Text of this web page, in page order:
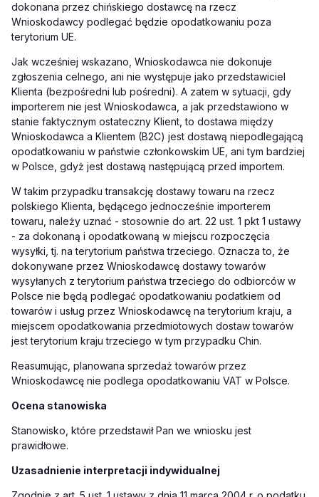
dokonana przez chińskiego dostawcę na rzecz
Wnioskodawcy podlegać będzie opodatkowaniu poza
terytorium UE.
Jak wcześniej wskazano, Wnioskodawca nie dokonuje
zgłoszenia celnego, ani nie występuje jako przedstawiciel
Klienta (bezpośredni lub pośredni). A zatem w sytuacji, gdy
importerem nie jest Wnioskodawca, a jak przedstawiono w
stanie faktycznym ostateczny Klient, to dostawa między
Wnioskodawca a Klientem (B2C) jest dostawą niepodlegającą
opodatkowaniu w państwie członkowskim UE, ani tym bardziej
w Polsce, gdyż jest dostawą następującą przed importem.
W takim przypadku transakcję dostawy towaru na rzecz
polskiego Klienta, będącego jednocześnie importerem
towaru, należy uznać - stosownie do art. 22 ust. 1 pkt 1 ustawy
- za dokonaną i opodatkowaną w miejscu rozpoczęcia
wysyłki, tj. na terytorium państwa trzeciego. Oznacza to, że
dokonywane przez Wnioskodawcę dostawy towarów
wysyłanych z terytorium państwa trzeciego do odbiorców w
Polsce nie będą podlegać opodatkowaniu podatkiem od
towarów i usług przez Wnioskodawcę na terytorium kraju, a
miejscem opodatkowania przedmiotowych dostaw towarów
jest terytorium kraju trzeciego w tym przypadku Chin.
Reasumując, planowana sprzedaż towarów przez
Wnioskodawcę nie podlega opodatkowaniu VAT w Polsce.
Ocena stanowiska
Stanowisko, które przedstawił Pan we wniosku jest
prawidłowe.
Uzasadnienie interpretacji indywidualnej